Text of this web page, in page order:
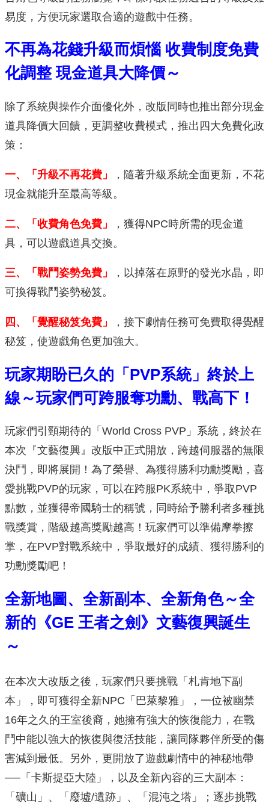
易度，方便玩家選取合適的遊戲中任務。
不再為花錢升級而煩惱 收費制度免費
化調整 現金道具大降價～
除了系統與操作介面優化外，改版同時也推出部分現金
道具降價大回饋，更調整收費模式，推出四大免費化政
策：
一、「升級不再花費」
，隨著升級系統全面更新，不花
現金就能升至最高等級。
二、「收費角色免費」
，獲得NPC時所需的現金道
具，可以遊戲道具交換。
三、「戰鬥姿勢免費」
，以掉落在原野的發光水晶，即
可換得戰鬥姿勢秘笈。
四、「覺醒秘笈免費」
，接下劇情任務可免費取得覺醒
秘笈，使遊戲角色更加強大。
玩家期盼已久的「PVP系統」終於上
線～玩家們可跨服奪功勳、戰高下！
玩家們引頸期待的「World Cross PVP」系統，終於在
本次『文藝復興』改版中正式開放，跨越伺服器的無限
決鬥，即將展開！為了榮譽、為獲得勝利功勳獎勵，喜
愛挑戰PVP的玩家，可以在跨服PK系統中，爭取PVP
點數，並獲得帝國騎士的稱號，同時給予勝利者多種挑
戰獎賞，階級越高獎勵越高！玩家們可以準備摩拳擦
掌，在PVP對戰系統中，爭取最好的成績、獲得勝利的
功勳獎勵吧！
全新地圖、全新副本、全新角色～全
新的《GE 王者之劍》文藝復興誕生
～
在本次大改版之後，玩家們只要挑戰「札肯地下副
本」，即可獲得全新NPC「巴萊黎雅」，一位被幽禁
16年之久的王室後裔，她擁有強大的恢復能力，在戰
鬥中能以強大的恢復與復活技能，讓同隊夥伴所受的傷
害減到最低。另外，更開放了遊戲劇情中的神秘地帶
──「卡斯提亞大陸」，以及全新內容的三大副本：
「礦山」、「廢墟/遺跡」、「混沌之塔」；逐步挑戰